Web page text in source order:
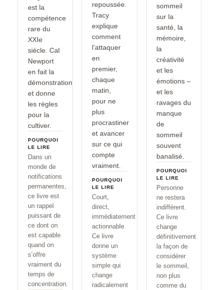
est la
compétence
rare du
XXIe
siècle. Cal
Newport
en fait la
démonstration
et donne
les règles
pour la
cultiver.
POURQUOI
LE LIRE
Dans un
monde de
notifications
permanentes,
ce livre est
un rappel
puissant de
ce dont on
est capable
quand on
s’offre
vraiment du
temps de
concentration.
repoussée.
Tracy
explique
comment
l’attaquer
en
premier,
chaque
matin,
pour ne
plus
procrastiner
et avancer
sur ce qui
compte
vraiment.
POURQUOI
LE LIRE
Court,
direct,
immédiatement
actionnable.
Ce livre
donne un
système
simple qui
change
radicalement
sommeil
sur la
santé, la
mémoire,
la
créativité
et les
émotions –
et les
ravages du
manque
de
sommeil
souvent
banalisé.
POURQUOI
LE LIRE
Personne
ne restera
indifférent.
Ce livre
change
définitivement
la façon de
considérer
le sommeil,
non plus
comme du